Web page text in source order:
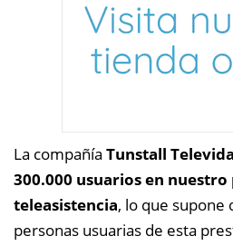
La compañía Tunstall Televida
300.000 usuarios en
teleasistencia, lo que supone
personas usuarias de esta